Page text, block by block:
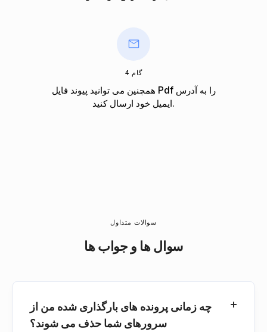
گام 4
همچنین می توانید پیوند فایل Pdf را به آدرس
ایمیل خود ارسال کنید.
سوالات متداول
سوال ها و جواب ها
چه زمانی پرونده های بارگذاری شده من از
سرورهای شما حذف می شوند؟